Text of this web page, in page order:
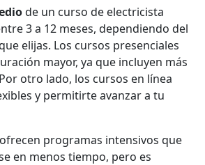
de un curso de electricista
3 a 12 meses, dependiendo del
elijas. Los cursos presenciales
mayor, ya que incluyen más
otro lado, los cursos en línea
y permitirte avanzar a tu
programas intensivos que
en menos tiempo, pero es